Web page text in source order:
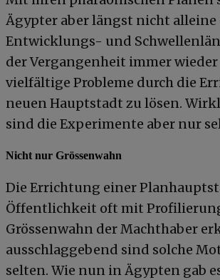
Ägypter aber längst nicht alleine
Entwicklungs- und
der Vergangenheit immer wieder
vielfältige Probleme durch die
neuen Hauptstadt zu lösen.
sind die Experimente aber nur
Nicht nur Grössenwahn
Die Errichtung einer
Öffentlichkeit oft mit
Grössenwahn der Machthaber
ausschlaggebend sind solche
selten. Wie nun in Ägypten gab